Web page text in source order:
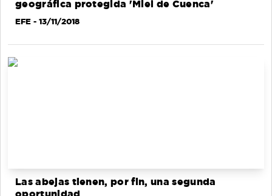
geográfica protegida 'Miel de Cuenca'
EFE - 13/11/2018
Las abejas tienen, por fin, una segunda